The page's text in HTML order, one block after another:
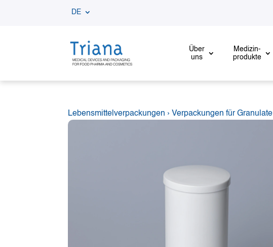
DE
Über
uns
Medizin-
produkte
Lebensmittelverpackungen › Verpackungen für Granulate